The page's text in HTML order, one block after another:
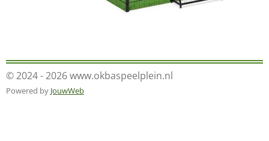
© 2024 - 2026 www.okbaspeelplein.nl
Powered by JouwWeb